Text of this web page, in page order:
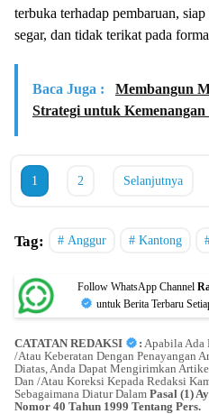
terbuka terhadap pembaruan,
segar, dan tidak terikat pada
Baca Juga :
Membangun
Strategi untuk Kemenangan
1 2 Selanjutnya
Tag: Anggur Kantong
Follow WhatsApp Channel
untuk Berita Terbaru
CATATAN REDAKSI : Apabila Ada
/Atau Keberatan Dengan Penayangan
Diatas, Anda Dapat Mengirimkan
Dan /Atau Koreksi Kepada Redaksi
Sebagaimana Diatur Dalam Pasal (1)
Nomor 40 Tahun 1999 Tentang Pers.